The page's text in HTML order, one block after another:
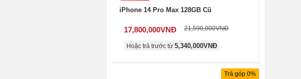
iPhone 14 Pro Max 128GB Cũ
17,800,000VNĐ 21,590,000VNĐ
Hoặc trả trước từ 5,340,000VNĐ
Trả góp 0%